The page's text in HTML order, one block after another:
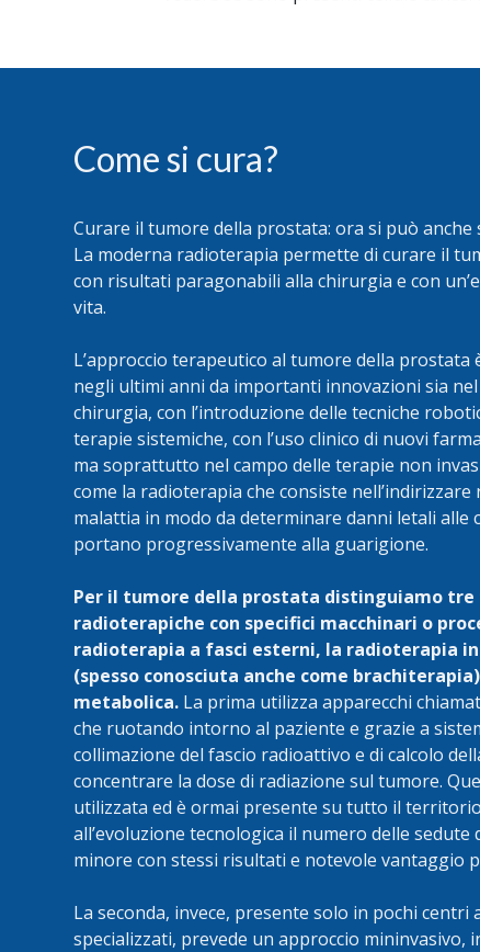
Come si cura?
Curare il tumore della prostata: ora si può anche
La moderna radioterapia permette di curare il
con risultati paragonabili alla chirurgia e con
vita.
L’approccio terapeutico al tumore della
negli ultimi anni da importanti innovazioni sia nel
chirurgia, con l’introduzione delle tecniche
terapie sistemiche, con l’uso clinico di nuovi
ma soprattutto nel campo delle terapie non
come la radioterapia che consiste nell’indirizzare
malattia in modo da determinare danni letali alle
portano progressivamente alla guarigione.
Per il tumore della prostata distinguiamo tre
radioterapiche con specifici macchinari o
radioterapia a fasci esterni, la radioterapia
(spesso conosciuta anche come
metabolica. La prima utilizza apparecchi
che ruotando intorno al paziente e grazie a
collimazione del fascio radioattivo e di calcolo
concentrare la dose di radiazione sul tumore.
utilizzata ed è ormai presente su tutto il
all’evoluzione tecnologica il numero delle sedute
minore con stessi risultati e notevole vantaggio
La seconda, invece, presente solo in pochi centri
specializzati, prevede un approccio mininvasivo,